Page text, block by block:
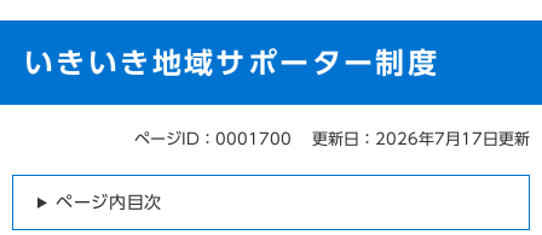
いきいき地域サポーター制度
ページID：0001700 更新日：2026年7月17日更新
ページ内目次